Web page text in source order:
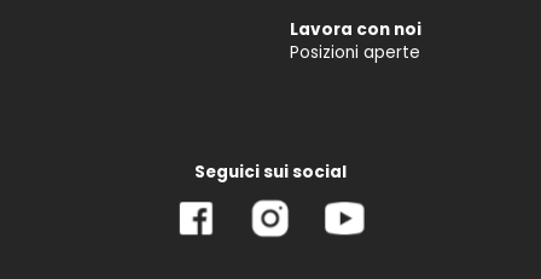
Lavora con noi
Posizioni aperte
Seguici sui social